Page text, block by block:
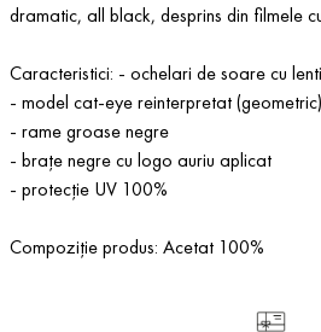
dramatic, all black, desprins din filmele
Caracteristici: - ochelari de soare cu
- model cat-eye reinterpretat (geometric)
- rame groase negre
- brațe negre cu logo auriu aplicat
- protecție UV 100%
Compoziție produs: Acetat 100%